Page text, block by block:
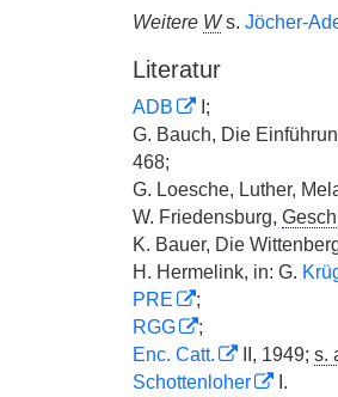
Weitere Ws. Jöcher-
Literatur
ADB
I;
G. Bauch, Die
468;
G. Loesche, Luther,
W. Friedensburg,
K. Bauer, Die
H. Hermelink, in: G.
PRE
;
RGG
;
Enc. Catt.
II, 1949; s.
Schottenloher
I.